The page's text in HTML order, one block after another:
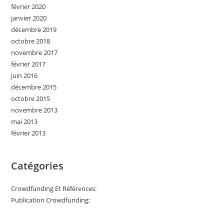
février 2020
janvier 2020
décembre 2019
octobre 2018
novembre 2017
février 2017
juin 2016
décembre 2015
octobre 2015
novembre 2013
mai 2013
février 2013
Catégories
Crowdfunding Et Références:
Publication Crowdfunding: